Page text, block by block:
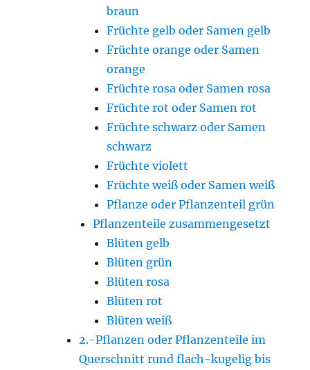
braun
Früchte gelb oder Samen gelb
Früchte orange oder Samen
orange
Früchte rosa oder Samen rosa
Früchte rot oder Samen rot
Früchte schwarz oder Samen
schwarz
Früchte violett
Früchte weiß oder Samen weiß
Pflanze oder Pflanzenteil grün
Pflanzenteile zusammengesetzt
Blüten gelb
Blüten grün
Blüten rosa
Blüten rot
Blüten weiß
2.-Pflanzen oder Pflanzenteile im
Querschnitt rund flach-kugelig bis